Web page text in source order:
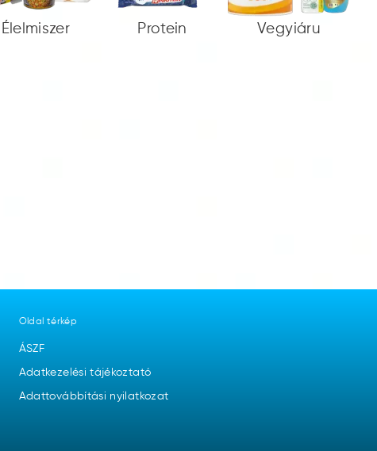
Élelmiszer Protein Vegyiáru
Oldal térkép
ÁSZF
Adatkezelési tájékoztató
Adattovábbítási nyilatkozat